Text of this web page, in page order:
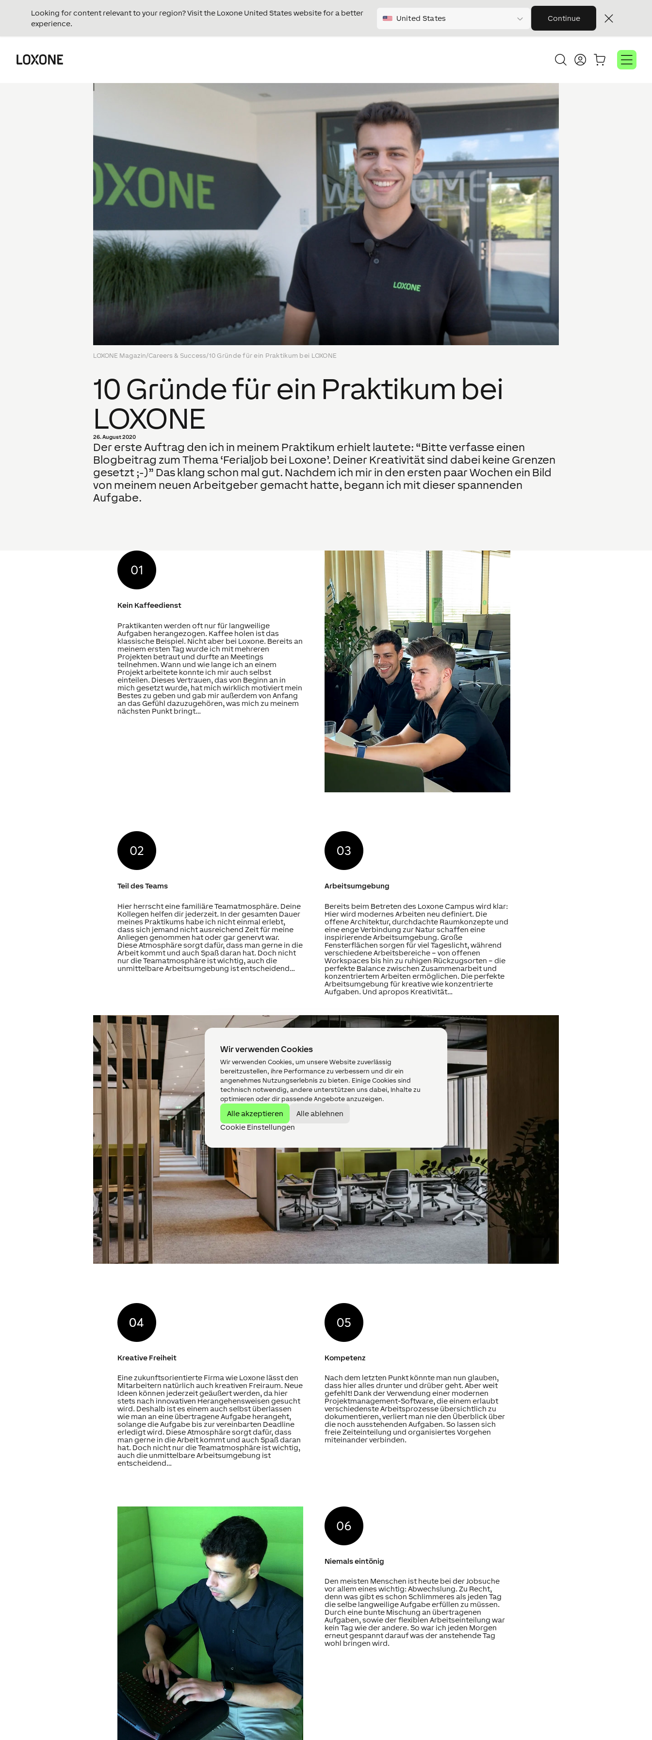
Wir verwenden Cookies
Wir verwenden Cookies, um unsere Website zuverlässig
bereitzustellen, ihre Performance zu verbessern und dir ein
angenehmes Nutzungserlebnis zu bieten. Einige Cookies sind
technisch notwendig, andere unterstützen uns dabei, Inhalte zu
optimieren oder dir passende Angebote anzuzeigen.
Alle akzeptieren
Alle ablehnen
Cookie Einstellungen
Looking for content relevant to your region? Visit the Loxone United States website for a better
experience.
United States Continue
LOXONE Magazin/Careers & Success/10 Gründe für ein Praktikum bei LOXONE
10 Gründe für ein Praktikum bei
LOXONE
26. August 2020
Der erste Auftrag den ich in meinem Praktikum erhielt lautete: “Bitte verfasse einen
Blogbeitrag zum Thema ‘Ferialjob bei Loxone’. Deiner Kreativität sind dabei keine Grenzen
gesetzt ;-)” Das klang schon mal gut. Nachdem ich mir in den ersten paar Wochen ein Bild
von meinem neuen Arbeitgeber gemacht hatte, begann ich mit dieser spannenden
Aufgabe.
Kein Kaffeedienst
Praktikanten werden oft nur für langweilige
Aufgaben herangezogen. Kaffee holen ist das
klassische Beispiel. Nicht aber bei Loxone. Bereits an
meinem ersten Tag wurde ich mit mehreren
Projekten betraut und durfte an Meetings
teilnehmen. Wann und wie lange ich an einem
Projekt arbeitete konnte ich mir auch selbst
einteilen. Dieses Vertrauen, das von Beginn an in
mich gesetzt wurde, hat mich wirklich motiviert mein
Bestes zu geben und gab mir außerdem von Anfang
an das Gefühl dazuzugehören, was mich zu meinem
nächsten Punkt bringt…
Teil des Teams
Hier herrscht eine familiäre Teamatmosphäre. Deine
Kollegen helfen dir jederzeit. In der gesamten Dauer
meines Praktikums habe ich nicht einmal erlebt,
dass sich jemand nicht ausreichend Zeit für meine
Anliegen genommen hat oder gar genervt war.
Diese Atmosphäre sorgt dafür, dass man gerne in die
Arbeit kommt und auch Spaß daran hat. Doch nicht
nur die Teamatmosphäre ist wichtig, auch die
unmittelbare Arbeitsumgebung ist entscheidend…
Arbeitsumgebung
Bereits beim Betreten des Loxone Campus wird klar:
Hier wird modernes Arbeiten neu definiert. Die
offene Architektur, durchdachte Raumkonzepte und
eine enge Verbindung zur Natur schaffen eine
inspirierende Arbeitsumgebung. Große
Fensterflächen sorgen für viel Tageslicht, während
verschiedene Arbeitsbereiche – von offenen
Workspaces bis hin zu ruhigen Rückzugsorten – die
perfekte Balance zwischen Zusammenarbeit und
konzentriertem Arbeiten ermöglichen. Die perfekte
Arbeitsumgebung für kreative wie konzentrierte
Aufgaben. Und apropos Kreativität…
Kreative Freiheit
Eine zukunftsorientierte Firma wie Loxone lässt den
Mitarbeitern natürlich auch kreativen Freiraum. Neue
Ideen können jederzeit geäußert werden, da hier
stets nach innovativen Herangehensweisen gesucht
wird. Deshalb ist es einem auch selbst überlassen
wie man an eine übertragene Aufgabe herangeht,
solange die Aufgabe bis zur vereinbarten Deadline
erledigt wird. Diese Atmosphäre sorgt dafür, dass
man gerne in die Arbeit kommt und auch Spaß daran
hat. Doch nicht nur die Teamatmosphäre ist wichtig,
auch die unmittelbare Arbeitsumgebung ist
entscheidend…
Kompetenz
Nach dem letzten Punkt könnte man nun glauben,
dass hier alles drunter und drüber geht. Aber weit
gefehlt! Dank der Verwendung einer modernen
Projektmanagement-Software, die einem erlaubt
verschiedenste Arbeitsprozesse übersichtlich zu
dokumentieren, verliert man nie den Überblick über
die noch ausstehenden Aufgaben. So lassen sich
freie Zeiteinteilung und organisiertes Vorgehen
miteinander verbinden.
Niemals eintönig
Den meisten Menschen ist heute bei der Jobsuche
vor allem eines wichtig: Abwechslung. Zu Recht,
denn was gibt es schon Schlimmeres als jeden Tag
die selbe langweilige Aufgabe erfüllen zu müssen.
Durch eine bunte Mischung an übertragenen
Aufgaben, sowie der flexiblen Arbeitseinteilung war
kein Tag wie der andere. So war ich jeden Morgen
erneut gespannt darauf was der anstehende Tag
wohl bringen wird.